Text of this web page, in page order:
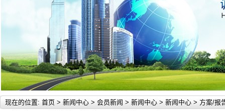
现在的位置: 首页 > 新闻中心 > 会员新闻 > 新闻中心 > 新闻中心 > 方案/报